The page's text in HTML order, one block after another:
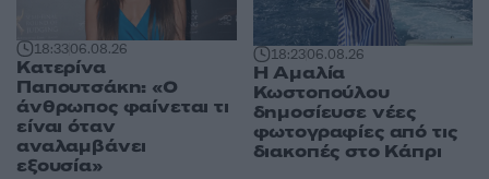
18:3306.08.26
Κατερίνα
Παπουτσάκη: «Ο
άνθρωπος φαίνεται τι
είναι όταν
αναλαμβάνει
εξουσία»
18:2306.08.26
Η Αμαλία
Κωστοπούλου
δημοσίευσε νέες
φωτογραφίες από τις
διακοπές στο Κάπρι